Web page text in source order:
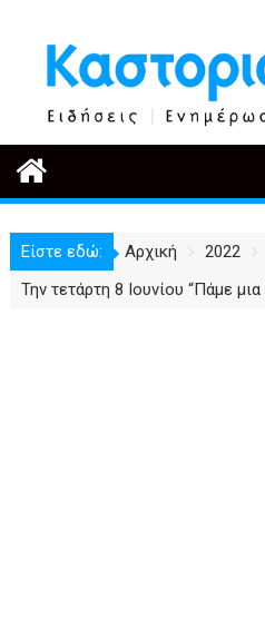
περιεχόμενο
Είστε εδώ: Αρχική 2022
Την τετάρτη 8 Ιουνίου “Πάμε